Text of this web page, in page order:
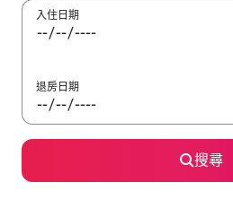
入住日期
退房日期
搜尋